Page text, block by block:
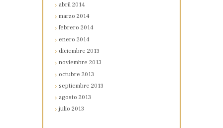
abril2014
marzo2014
febrero2014
enero2014
diciembre2013
noviembre2013
octubre2013
septiembre2013
agosto2013
julio2013